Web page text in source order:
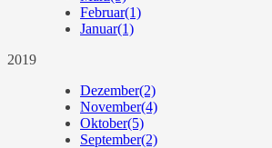
Februar(1)
Januar(1)
2019
Dezember(2)
November(4)
Oktober(5)
September(2)